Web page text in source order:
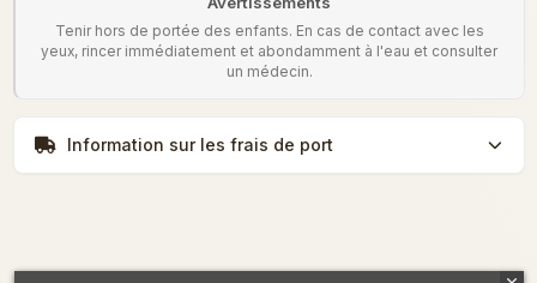
Tenir hors de portée des enfants. En cas de contact avec les
yeux, rincer immédiatement et abondamment à l'eau et consulter
un médecin.
Information sur les frais de port